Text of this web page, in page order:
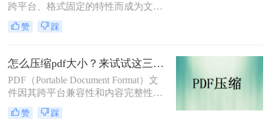
跨平台、格式固定的特性而成为文档
交换的首选格式。然而，过大的PDF
文件常常带来诸多不便，无论是通过
存储在有限的设备空间中，都会遇到
限制。因此，掌握如何压缩pdf文件大
小的技能显得至关重要。
赞 踩
怎么压缩pdf大小？来试试这三种压缩方式！
PDF（Portable Document Format）文
件因其跨平台兼容性和内容完整性而
广泛应用于各种场合。然而，随着
PDF文件中包含的图片、图表、字体
赞 踩